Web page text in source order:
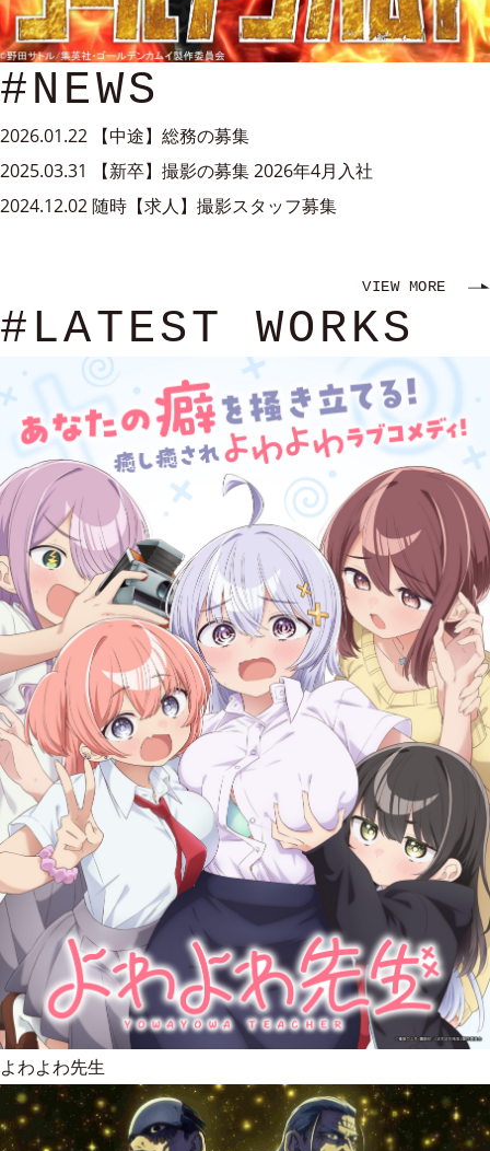
#NEWS
2026.01.22
【中途】総務の募集
2025.03.31
【新卒】撮影の募集 2026年4月入社
2024.12.02随時【求人】撮影スタッフ募集
VIEW MORE
#LATEST WORKS
よわよわ先生